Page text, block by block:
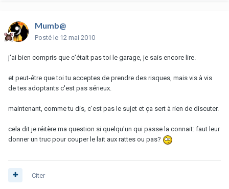
Mumb@
Posté le 12 mai 2010
j'ai bien compris que c'était pas toi le garage, je sais encore lire.
et peut-être que toi tu acceptes de prendre des risques, mais vis à vis
de tes adoptants c'est pas sérieux.
maintenant, comme tu dis, c'est pas le sujet et ça sert à rien de discuter.
cela dit je réitère ma question si quelqu'un qui passe la connait: faut leur
donner un truc pour couper le lait aux rattes ou pas?
Citer